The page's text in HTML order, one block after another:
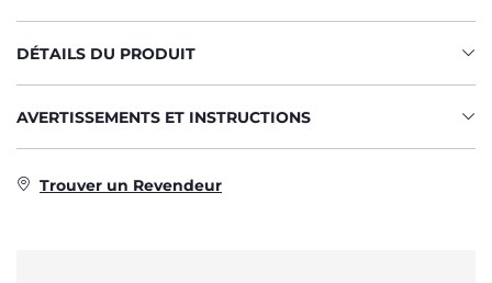
DÉTAILS DU PRODUIT
AVERTISSEMENTS ET INSTRUCTIONS
Trouver un Revendeur